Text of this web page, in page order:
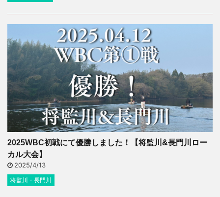
2025WBC初戦にて優勝しました！【将監川&長門川ロー
カル大会】
2025/4/13
将監川・長門川